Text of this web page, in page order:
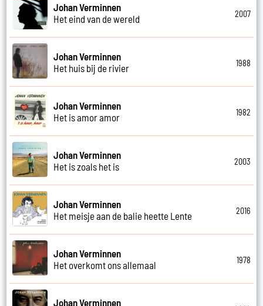
Johan Verminnen
Het eind van de wereld
2007
Johan Verminnen
Het huis bij de rivier
1988
Johan Verminnen
Het is amor amor
1982
Johan Verminnen
Het is zoals het is
2003
Johan Verminnen
Het meisje aan de balie heette Lente
2016
Johan Verminnen
Het overkomt ons allemaal
1978
Johan Verminnen